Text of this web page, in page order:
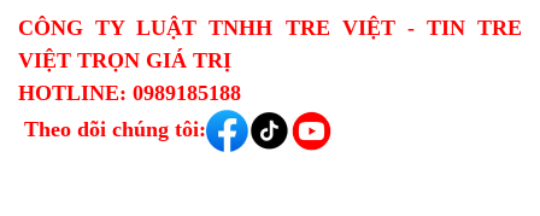
CÔNG TY LUẬT TNHH TRE VIỆT - TIN TRE
VIỆT TRỌN GIÁ TRỊ
HOTLINE: 0989185188
Theo dõi chúng tôi: